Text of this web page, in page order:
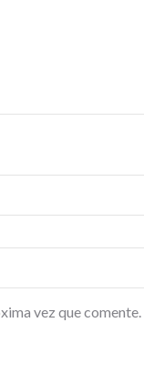
vez que comente.